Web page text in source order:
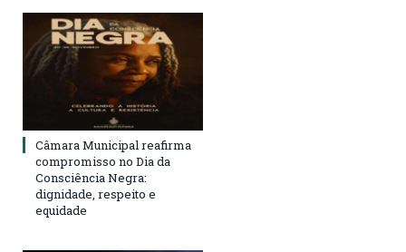
Câmara Municipal reafirma
compromisso no Dia da
Consciência Negra:
dignidade, respeito e
equidade